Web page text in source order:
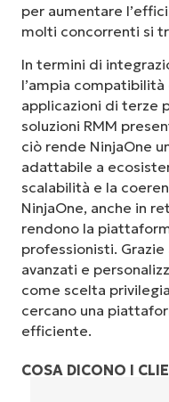
per aumentare
molti concorrenti si
In termini di
l’ampia
applicazioni di terze
soluzioni RMM
ciò rende NinjaOne
adattabile a
scalabilità e la
NinjaOne, anche in
rendono la
professionisti.
avanzati e
come scelta
cercano una
efficiente.
COSA DICONO I